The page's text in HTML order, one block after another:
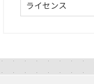
ライセンス